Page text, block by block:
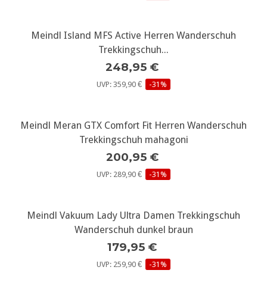
Meindl Island MFS Active Herren Wanderschuh
Trekkingschuh...
248,95 €
UVP: 359,90 € -31%
Meindl Meran GTX Comfort Fit Herren Wanderschuh
Trekkingschuh mahagoni
200,95 €
UVP: 289,90 € -31%
Meindl Vakuum Lady Ultra Damen Trekkingschuh
Wanderschuh dunkel braun
179,95 €
UVP: 259,90 € -31%